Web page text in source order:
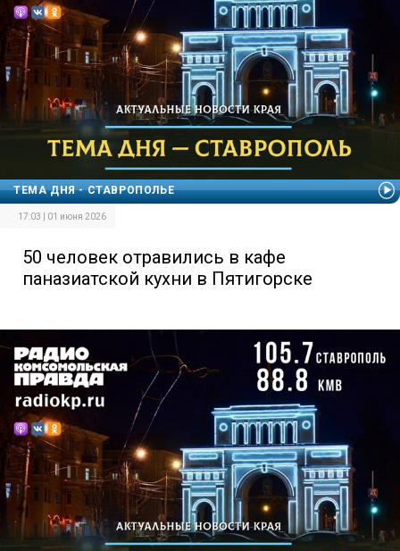
ТЕМА ДНЯ - СТАВРОПОЛЬЕ
17:03 | 01 июня 2026
50 человек отравились в кафе
паназиатской кухни в Пятигорске